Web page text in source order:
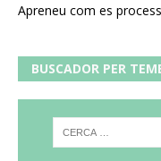
Apreneu com es
BUSCADOR PER